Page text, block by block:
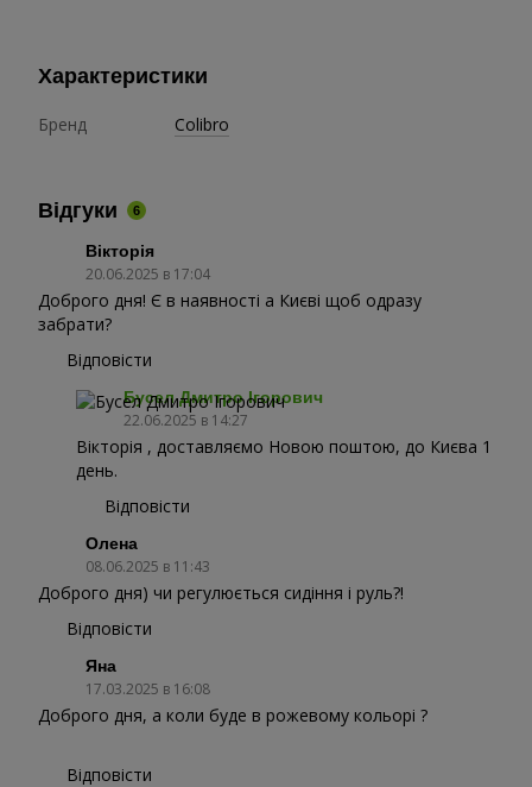
Характеристики
Бренд Colibro
Відгуки 6
Вікторія
20.06.2025 в 17:04
Доброго дня! Є в наявності а Києві щоб одразу
забрати?
Відповісти
Бусел Дмитро Ігорович
22.06.2025 в 14:27
Вікторія , доставляємо Новою поштою, до Києва 1
день.
Відповісти
Олена
08.06.2025 в 11:43
Доброго дня) чи регулюється сидіння і руль?!
Відповісти
Яна
17.03.2025 в 16:08
Доброго дня, а коли буде в рожевому кольорі ?
Відповісти